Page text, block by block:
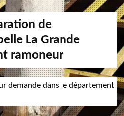
de
La Grande
ramoneur
demande dans le département